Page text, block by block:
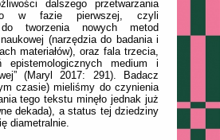
dalszego przetwarzania
w fazie pierwszej, czyli
tworzenia nowych metod
(narzędzia do badania i
materiałów), oraz fala trzecia,
medium i
(Maryl 2017: 291). Badacz
czasie) mieliśmy do czynienia
tego tekstu minęło jednak już
dekada), a status tej dziedziny
diametralnie.